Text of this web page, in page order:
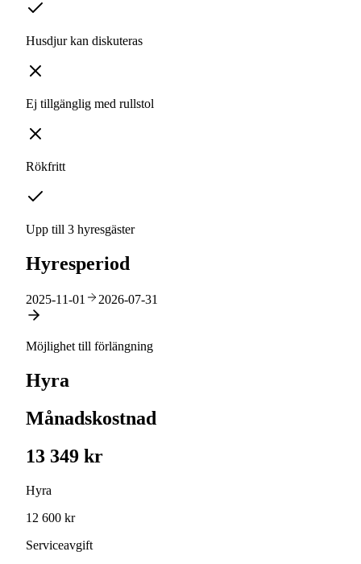
Husdjur kan diskuteras
Ej tillgänglig med rullstol
Rökfritt
Upp till 3 hyresgäster
Hyresperiod
2025-11-01 2026-07-31
Möjlighet till förlängning
Hyra
Månadskostnad
13 349 kr
Hyra
12 600 kr
Serviceavgift